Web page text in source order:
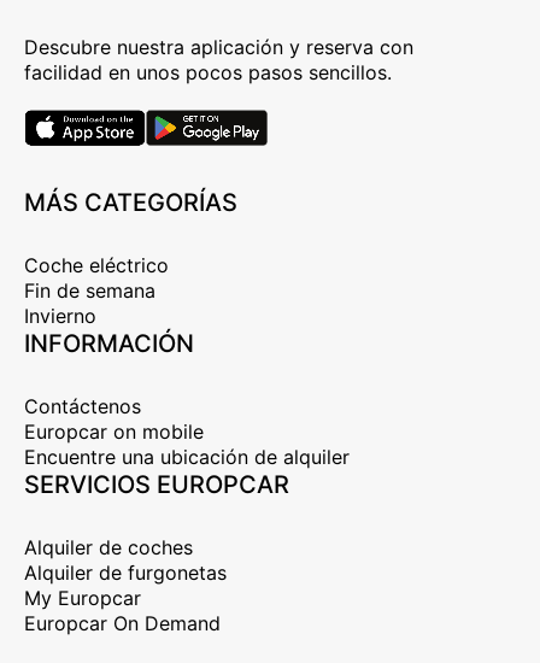
Descubre nuestra aplicación y reserva con
facilidad en unos pocos pasos sencillos.
MÁS CATEGORÍAS
Coche eléctrico
Fin de semana
Invierno
INFORMACIÓN
Contáctenos
Europcar on mobile
Encuentre una ubicación de alquiler
SERVICIOS EUROPCAR
Alquiler de coches
Alquiler de furgonetas
My Europcar
Europcar On Demand